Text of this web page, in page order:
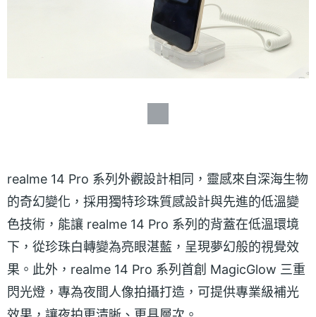
realme 14 Pro 系列外觀設計相同，靈感來自深海生物
的奇幻變化，採用獨特珍珠質感設計與先進的低溫變
色技術，能讓 realme 14 Pro 系列的背蓋在低溫環境
下，從珍珠白轉變為亮眼湛藍，呈現夢幻般的視覺效
果。此外，realme 14 Pro 系列首創 MagicGlow 三重
閃光燈，專為夜間人像拍攝打造，可提供專業級補光